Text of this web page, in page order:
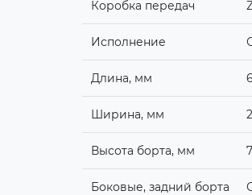
Коробка передач
Исполнение
Длина, мм
Ширина, мм
Высота борта, мм
Боковые, задний борта